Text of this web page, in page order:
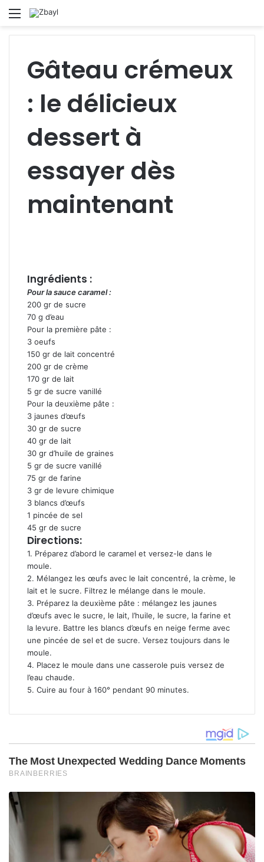
Menu
Gâteau crémeux
: le délicieux
dessert à
essayer dès
maintenant
Ingrédients :
Pour la sauce caramel :
200 gr de sucre
70 g d’eau
Pour la première pâte :
3 oeufs
150 gr de lait concentré
200 gr de crème
170 gr de lait
5 gr de sucre vanillé
Pour la deuxième pâte :
3 jaunes d’œufs
30 gr de sucre
40 gr de lait
30 gr d’huile de graines
5 gr de sucre vanillé
75 gr de farine
3 gr de levure chimique
3 blancs d’œufs
1 pincée de sel
45 gr de sucre
Directions:
1. Préparez d’abord le caramel et versez-le dans le
moule.
2. Mélangez les œufs avec le lait concentré, la crème, le
lait et le sucre. Filtrez le mélange dans le moule.
3. Préparez la deuxième pâte : mélangez les jaunes
d’œufs avec le sucre, le lait, l’huile, le sucre, la farine et
la levure. Battre les blancs d’œufs en neige ferme avec
une pincée de sel et de sucre. Versez toujours dans le
moule.
4. Placez le moule dans une casserole puis versez de
l’eau chaude.
5. Cuire au four à 160° pendant 90 minutes.